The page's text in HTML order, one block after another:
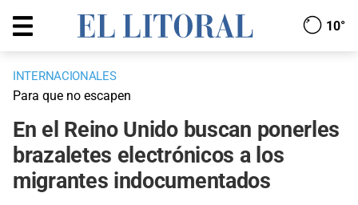
10°
INTERNACIONALES
Para que no escapen
En el Reino Unido buscan ponerles
brazaletes electrónicos a los
migrantes indocumentados